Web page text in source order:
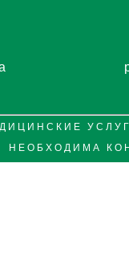
И Ц И Н С К И Е У С Л У
Н Е О Б Х О Д И М А К О